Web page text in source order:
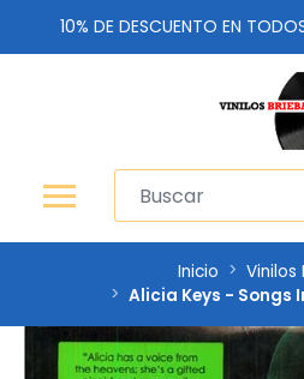
10% DE DESCUENTO EN
Inicio
Vinilos
Alicia Keys - Songs